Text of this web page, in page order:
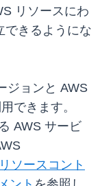
リソースにわ
できるようにな
ジョンと AWS
できます。
AWS サービ
リソースコント